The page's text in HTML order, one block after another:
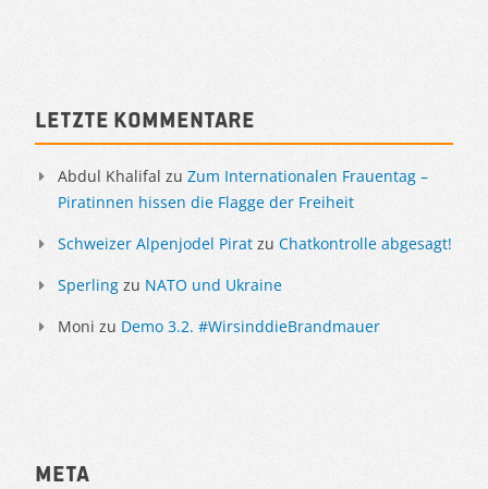
Sidebar
Letzte Kommentare
Abdul Khalifal zu Zum Internationalen Frauentag –
Piratinnen hissen die Flagge der Freiheit
Schweizer Alpenjodel Pirat zu Chatkontrolle abgesagt!
Sperling zu NATO und Ukraine
Moni zu Demo 3.2. #WirsinddieBrandmauer
Meta